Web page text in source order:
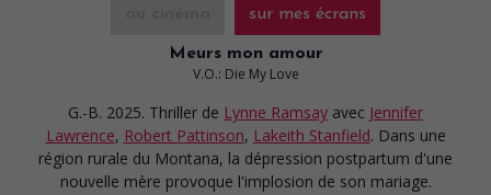
sur mes écrans
Meurs mon amour
V.O.: Die My Love
G.-B. 2025. Thriller de Lynne Ramsay avec Jennifer
Lawrence, Robert Pattinson, Lakeith Stanfield. Dans une
région rurale du Montana, la dépression postpartum d'une
nouvelle mère provoque l'implosion de son mariage.